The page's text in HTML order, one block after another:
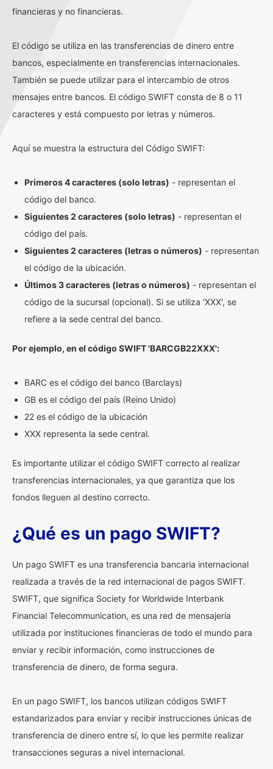
financieras y no financieras.
El código se utiliza en las transferencias de dinero entre
bancos, especialmente en transferencias internacionales.
También se puede utilizar para el intercambio de otros
mensajes entre bancos. El código SWIFT consta de 8 o 11
caracteres y está compuesto por letras y números.
Aquí se muestra la estructura del Código SWIFT:
Primeros 4 caracteres (solo letras) - representan el
código del banco.
Siguientes 2 caracteres (solo letras) - representan el
código del país.
Siguientes 2 caracteres (letras o números) - representan
el código de la ubicación.
Últimos 3 caracteres (letras o números) - representan el
código de la sucursal (opcional). Si se utiliza 'XXX', se
refiere a la sede central del banco.
Por ejemplo, en el código SWIFT 'BARCGB22XXX':
BARC es el código del banco (Barclays)
GB es el código del país (Reino Unido)
22 es el código de la ubicación
XXX representa la sede central.
Es importante utilizar el código SWIFT correcto al realizar
transferencias internacionales, ya que garantiza que los
fondos lleguen al destino correcto.
¿Qué es un pago SWIFT?
Un pago SWIFT es una transferencia bancaria internacional
realizada a través de la red internacional de pagos SWIFT.
SWIFT, que significa Society for Worldwide Interbank
Financial Telecommunication, es una red de mensajería
utilizada por instituciones financieras de todo el mundo para
enviar y recibir información, como instrucciones de
transferencia de dinero, de forma segura.
En un pago SWIFT, los bancos utilizan códigos SWIFT
estandarizados para enviar y recibir instrucciones únicas de
transferencia de dinero entre sí, lo que les permite realizar
transacciones seguras a nivel internacional.